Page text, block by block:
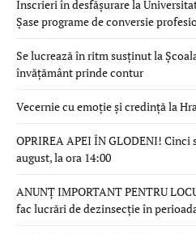
Înscrieri în desfășurare la
Șase programe de conversie
Se lucrează în ritm susținut la
învățământ prinde contur
Vecernie cu emoție și credință la
OPRIREA APEI ÎN GLODENI! Cinci
august, la ora 14:00
ANUNȚ IMPORTANT PENTRU
fac lucrări de dezinsecție în